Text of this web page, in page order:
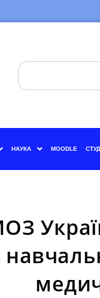
НАУКА MOODLE